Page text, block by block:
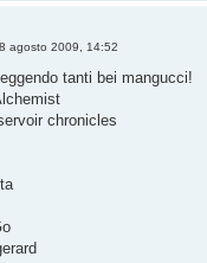
agosto 2009, 14:52
tanti bei mangucci!
chronicles